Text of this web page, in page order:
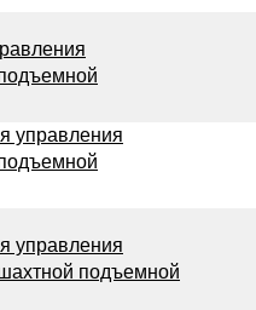
управления
управления
подъемной